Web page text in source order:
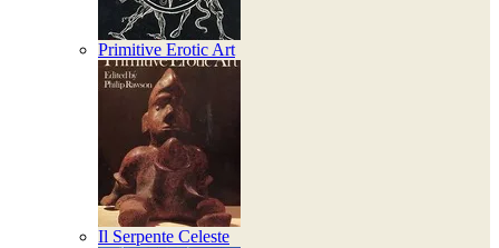
Primitive Erotic Art
Il Serpente Celeste